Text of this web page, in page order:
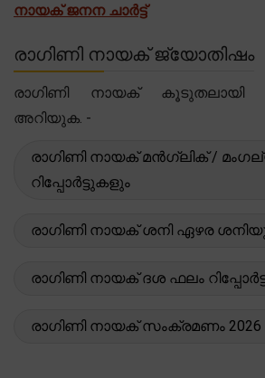
നായക് ജനന ചാർട്ട്
രാഗിണി നായക് ജ്യോതിഷം
രാഗിണി നായക് കൂടുതലായി
അറിയുക. -
രാഗിണി നായക് മൻഗ്ലിക് /
റിപ്പോർട്ടുകളും
രാഗിണി നായക് ശനി ഏഴര
രാഗിണി നായക് ദശ ഫലം
രാഗിണി നായക് സംക്രമണം